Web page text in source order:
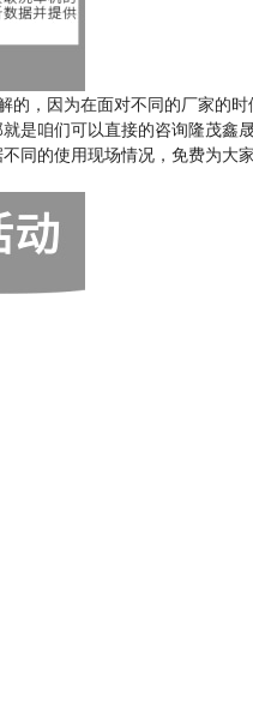
，因为在面对不同的厂家的
是咱们可以直接的咨询隆茂鑫
同的使用现场情况，免费为大